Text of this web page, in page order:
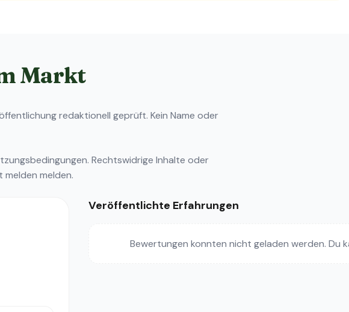
Markt
redaktionell geprüft. Kein Name oder
. Rechtswidrige Inhalte oder
melden melden.
Veröffentlichte Erfahrungen
Bewertungen konnten nicht geladen werden. Du